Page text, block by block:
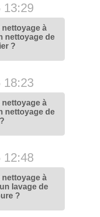
13:29
à
nettoyage de
?
18:23
à
nettoyage de
12:48
à
lavage de
?